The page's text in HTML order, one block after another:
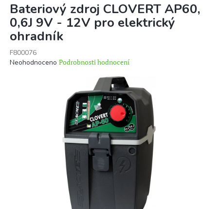
Bateriový zdroj CLOVERT AP60,
0,6J 9V - 12V pro elektrický
ohradník
F800076
Průměrné
Neohodnoceno Podrobnosti hodnocení